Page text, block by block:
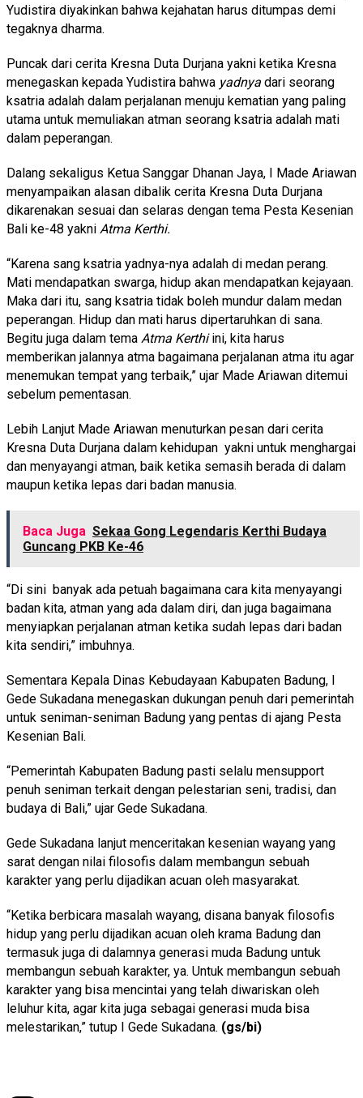
Yudistira diyakinkan bahwa kejahatan harus ditumpas demi
tegaknya dharma.
Puncak dari cerita Kresna Duta Durjana yakni ketika Kresna
menegaskan kepada Yudistira bahwa yadnya dari seorang
ksatria adalah dalam perjalanan menuju kematian yang paling
utama untuk memuliakan atman seorang ksatria adalah mati
dalam peperangan.
Dalang sekaligus Ketua Sanggar Dhanan Jaya, I Made Ariawan
menyampaikan alasan dibalik cerita Kresna Duta Durjana
dikarenakan sesuai dan selaras dengan tema Pesta Kesenian
Bali ke-48 yakni Atma Kerthi.
“Karena sang ksatria yadnya-nya adalah di medan perang.
Mati mendapatkan swarga, hidup akan mendapatkan kejayaan.
Maka dari itu, sang ksatria tidak boleh mundur dalam medan
peperangan. Hidup dan mati harus dipertaruhkan di sana.
Begitu juga dalam tema Atma Kerthiini, kita harus
memberikan jalannya atma bagaimana perjalanan atma itu agar
menemukan tempat yang terbaik,” ujar Made Ariawan ditemui
sebelum pementasan.
Lebih Lanjut Made Ariawan menuturkan pesan dari cerita
Kresna Duta Durjana dalam kehidupan yakni untuk menghargai
dan menyayangi atman, baik ketika semasih berada di dalam
maupun ketika lepas dari badan manusia.
Baca Juga Sekaa Gong Legendaris Kerthi Budaya
Guncang PKB Ke-46
“Di sini banyak ada petuah bagaimana cara kita menyayangi
badan kita, atman yang ada dalam diri, dan juga bagaimana
menyiapkan perjalanan atman ketika sudah lepas dari badan
kita sendiri,” imbuhnya.
Sementara Kepala Dinas Kebudayaan Kabupaten Badung, I
Gede Sukadana menegaskan dukungan penuh dari pemerintah
untuk seniman-seniman Badung yang pentas di ajang Pesta
Kesenian Bali.
“Pemerintah Kabupaten Badung pasti selalu mensupport
penuh seniman terkait dengan pelestarian seni, tradisi, dan
budaya di Bali,” ujar Gede Sukadana.
Gede Sukadana lanjut menceritakan kesenian wayang yang
sarat dengan nilai filosofis dalam membangun sebuah
karakter yang perlu dijadikan acuan oleh masyarakat.
“Ketika berbicara masalah wayang, disana banyak filosofis
hidup yang perlu dijadikan acuan oleh krama Badung dan
termasuk juga di dalamnya generasi muda Badung untuk
membangun sebuah karakter, ya. Untuk membangun sebuah
karakter yang bisa mencintai yang telah diwariskan oleh
leluhur kita, agar kita juga sebagai generasi muda bisa
melestarikan,” tutup I Gede Sukadana. (gs/bi)